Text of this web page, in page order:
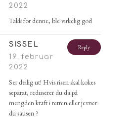
2022
Takk for denne, ble virkelig god
Reply
SISSEL
19. februar
2022
Ser deilig ut! Hvis risen skal kokes
separat, reduserer du da på
mengden kraft i retten eller jevner
du sausen ?